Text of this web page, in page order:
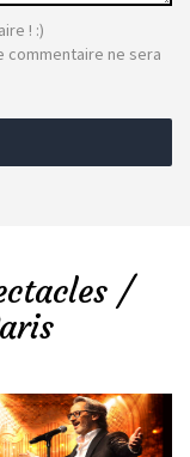
! :)
commentaire ne sera
/